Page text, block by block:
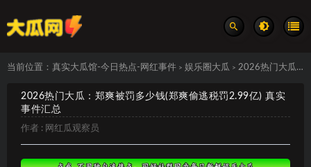
当前位置： 真实大瓜馆-今日热点-网红事件 > 娱乐圈大瓜 > 2026热门大瓜：郑爽被罚多少钱(郑爽偷逃税罚2.99亿) 真实事件汇总
2026热门大瓜：郑爽被罚多少钱(郑爽偷逃税罚2.99亿) 真实
事件汇总
作者 : 网红瓜观察员